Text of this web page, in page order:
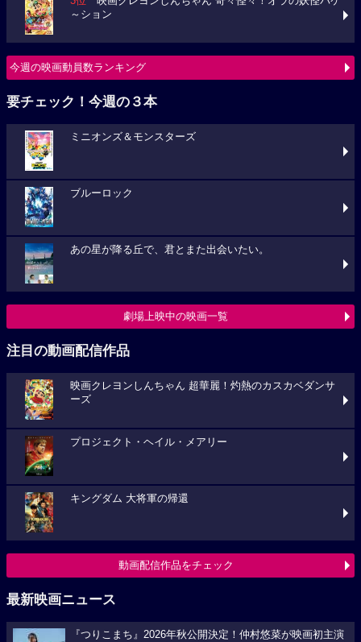
～ション
今週の映画動員数ランキング
要チェック！今週の３本
ミニオンズ＆モンスターズ
ブルーロック
あの星が降る丘で、君とまた出会いたい。
劇場上映中の映画一覧
注目の動画配信作品
映画クレヨンしんちゃん 超華麗！灼熱のカスカベダンサ
ーズ
プロジェクト・ヘイル・メアリー
キングダム 大将軍の帰還
動画配信作品をチェック
最新映画ニュース
『つりこまち』2026年秋公開決定！仲村悠菜が映画初主演